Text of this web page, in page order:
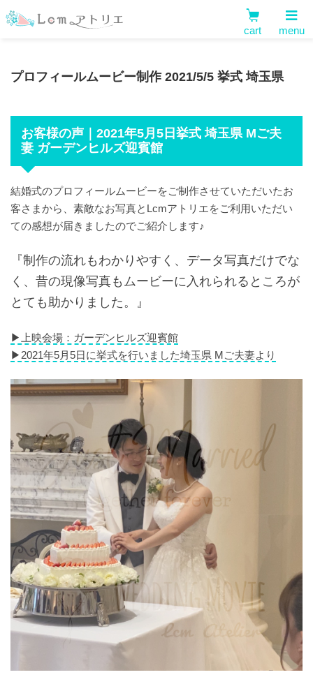
cart menu
プロフィールムービー制作 2021/5/5 挙式 埼玉県
お客様の声｜2021年5月5日挙式 埼玉県 Mご夫
妻 ガーデンヒルズ迎賓館
結婚式のプロフィールムービーをご制作させていただいたお
客さまから、素敵なお写真とLcmアトリエをご利用いただい
ての感想が届きましたのでご紹介します♪
『制作の流れもわかりやすく、データ写真だけでな
く、昔の現像写真もムービーに入れられるところが
とても助かりました。』
▶︎上映会場：ガーデンヒルズ迎賓館
▶︎2021年5月5日に挙式を行いました埼玉県 Mご夫妻より